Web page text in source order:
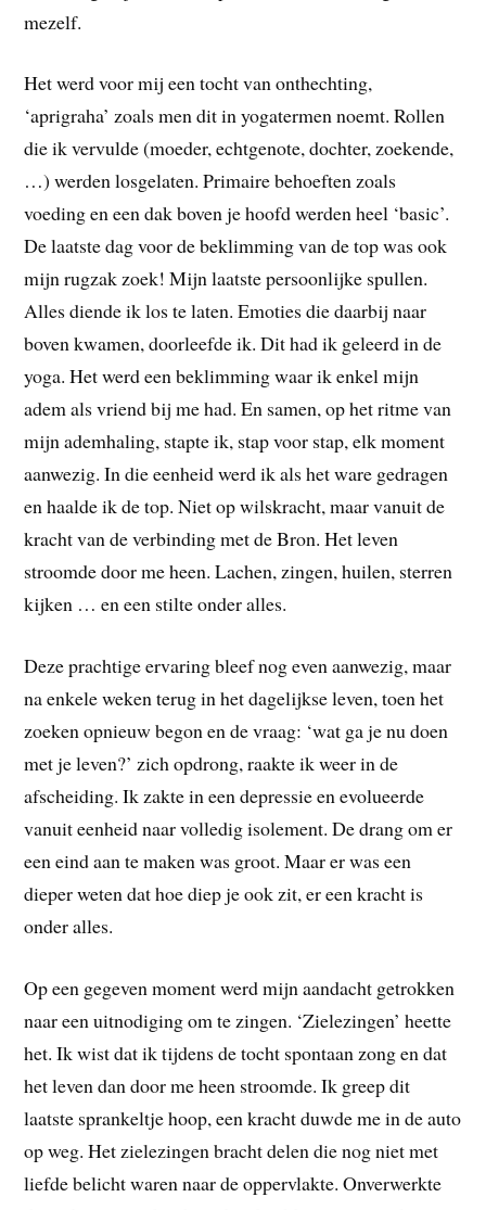
mezelf.
Het werd voor mij een tocht van onthechting,
‘aprigraha’ zoals men dit in yogatermen noemt. Rollen
die ik vervulde (moeder, echtgenote, dochter, zoekende,
…) werden losgelaten. Primaire behoeften zoals
voeding en een dak boven je hoofd werden heel ‘basic’.
De laatste dag voor de beklimming van de top was ook
mijn rugzak zoek! Mijn laatste persoonlijke spullen.
Alles diende ik los te laten. Emoties die daarbij naar
boven kwamen, doorleefde ik. Dit had ik geleerd in de
yoga. Het werd een beklimming waar ik enkel mijn
adem als vriend bij me had. En samen, op het ritme van
mijn ademhaling, stapte ik, stap voor stap, elk moment
aanwezig. In die eenheid werd ik als het ware gedragen
en haalde ik de top. Niet op wilskracht, maar vanuit de
kracht van de verbinding met de Bron. Het leven
stroomde door me heen. Lachen, zingen, huilen, sterren
kijken … en een stilte onder alles.
Deze prachtige ervaring bleef nog even aanwezig, maar
na enkele weken terug in het dagelijkse leven, toen het
zoeken opnieuw begon en de vraag: ‘wat ga je nu doen
met je leven?’ zich opdrong, raakte ik weer in de
afscheiding. Ik zakte in een depressie en evolueerde
vanuit eenheid naar volledig isolement. De drang om er
een eind aan te maken was groot. Maar er was een
dieper weten dat hoe diep je ook zit, er een kracht is
onder alles.
Op een gegeven moment werd mijn aandacht getrokken
naar een uitnodiging om te zingen. ‘Zielezingen’ heette
het. Ik wist dat ik tijdens de tocht spontaan zong en dat
het leven dan door me heen stroomde. Ik greep dit
laatste sprankeltje hoop, een kracht duwde me in de auto
op weg. Het zielezingen bracht delen die nog niet met
liefde belicht waren naar de oppervlakte. Onverwerkte